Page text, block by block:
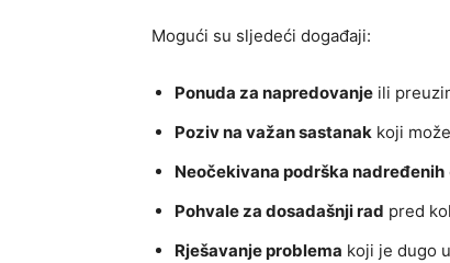
Mogući su sljedeći događaji:
Ponuda za napredovanje ili
Poziv na važan sastanak koji
Neočekivana podrška nadređenih
Pohvale za dosadašnji rad pred
Rješavanje problema koji je dugo